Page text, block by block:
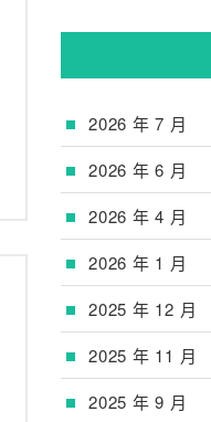
2026 年 7 月
2026 年 6 月
2026 年 4 月
2026 年 1 月
2025 年 12 月
2025 年 11 月
2025 年 9 月